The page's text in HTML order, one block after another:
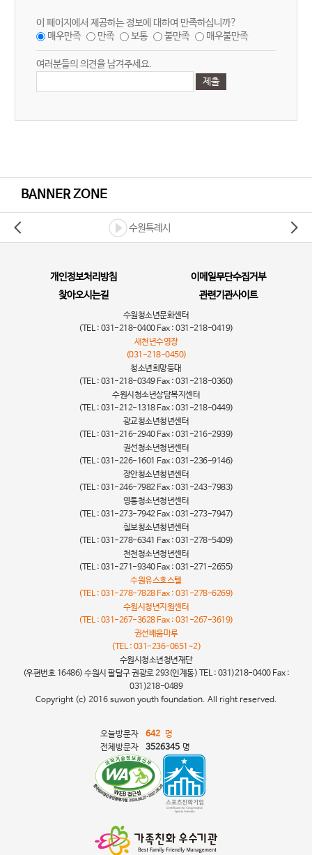
이 페이지에서 제공하는 정보에 대하여 만족하십니까?
매우만족
만족 보통 불만족 매우불만족
여러분들의 의견을 남겨주세요.
BANNER ZONE
수원특례시
개인정보처리방침
이메일무단수집거부
찾아오시는길
관련기관사이트
수원청소년문화센터
(TEL : 031-218-0400 Fax : 031-218-0419)
새천년수영장
(031-218-0450)
청소년희망등대
(TEL : 031-218-0349 Fax : 031-218-0360)
수원시청소년상담복지센터
(TEL : 031-212-1318 Fax : 031-218-0449)
광교청소년청년센터
(TEL : 031-216-2940 Fax : 031-216-2939)
권선청소년청년센터
(TEL : 031-226-1601 Fax : 031-236-9146)
장안청소년청년센터
(TEL : 031-246-7982 Fax : 031-243-7983)
영통청소년청년센터
(TEL : 031-273-7942 Fax : 031-273-7947)
칠보청소년청년센터
(TEL : 031-278-6341 Fax : 031-278-5409)
천천청소년청년센터
(TEL : 031-271-9340 Fax : 031-271-2655)
수원유스호스텔
(TEL : 031-278-7828 Fax : 031-278-6269)
수원시청년지원센터
(TEL : 031-267-3628 Fax : 031-267-3619)
권선배움마루
(TEL : 031-236-0651~2)
수원시청소년청년재단
(우편번호 16486) 수원시 팔달구 권광로 293(인계동) TEL : 031)218-0400 Fax :
031)218-0489
Copyright (c) 2016 suwon youth foundation. All right reserved.
오늘방문자 642 명
전체방문자
3526345 명